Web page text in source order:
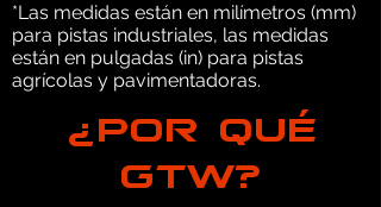
*Las medidas están en milímetros (mm)
para pistas industriales, las medidas
están en pulgadas (in) para pistas
agrícolas y pavimentadoras.
¿POR QUÉ
GTW?